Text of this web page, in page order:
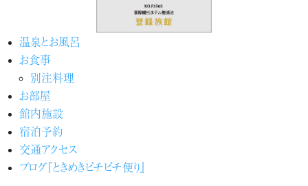
温泉とお風呂
お食事
別注料理
お部屋
館内施設
宿泊予約
交通アクセス
ブログ『ときめきピチピチ便り』